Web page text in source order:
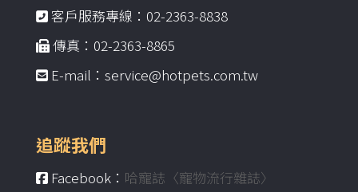
客戶服務專線：02-2363-8838
傳真：02-2363-8865
E-mail：service@hotpets.com.tw
追蹤我們
Facebook： 哈寵誌〈寵物流行雜誌〉